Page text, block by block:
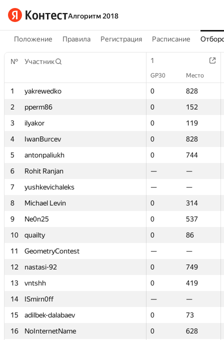
Алгоритм 2018
Положение Правила Регистрация Расписание
№ Участник 1
GP30 Место
1 yakrewedko 0
828
2
pperm86 0
152
3
ilyakor 0
119
4
IwanBurcev 0
828
5
antonpaliukh 0
744
6
Rohit Ranjan —
—
7
yushkevichaleks —
—
8
Michael Levin 0
314
9
Ne0n25 0
537
10
quailty 0
86
11
GeometryContest —
—
12
nastasi-92 0
749
13
vntshh 0
419
14
ISmirn0ff —
—
15
adilbek-dalabaev 0
73
16
NoInternetName 0
628
№ Участник 1
GP30 Место
1 yakrewedko 0
828
2
pperm86 0
152
3
ilyakor 0
119
4
IwanBurcev 0
828
5
antonpaliukh 0
744
6
Rohit Ranjan —
—
7
yushkevichaleks —
—
8
Michael Levin 0
314
9
Ne0n25 0
537
10
quailty 0
86
11
GeometryContest —
—
12
nastasi-92 0
749
13
vntshh 0
419
14
ISmirn0ff —
—
15
adilbek-dalabaev 0
73
16
NoInternetName 0
628